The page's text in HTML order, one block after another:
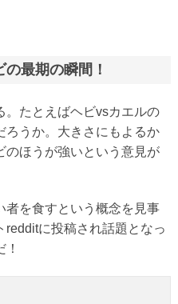
最期の瞬間！
。たとえばヘビvsカエルの
ろうか。大きさにもよるか
のほうが強いという意見が
者を食すという概念を見事
redditに投稿され話題となっ